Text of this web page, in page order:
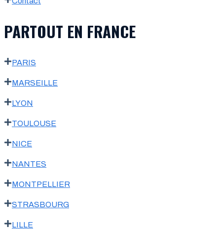
PARTOUT EN FRANCE
PARIS
MARSEILLE
LYON
TOULOUSE
NICE
NANTES
MONTPELLIER
STRASBOURG
LILLE